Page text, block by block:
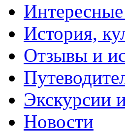
История,
Отзывы и
Экскурсии
Новости